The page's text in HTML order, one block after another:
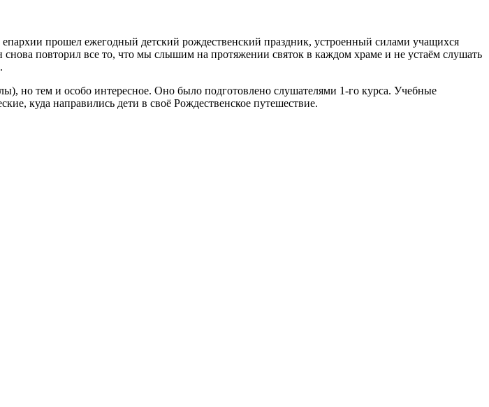
прошел ежегодный детский рождественский праздник, устроенный силами учащихся
повторил все то, что мы слышим на протяжении святок в каждом храме и не устаём слушать
но тем и особо интересное. Оно было подготовлено слушателями 1-го курса. Учебные
куда направились дети в своё Рождественское путешествие.